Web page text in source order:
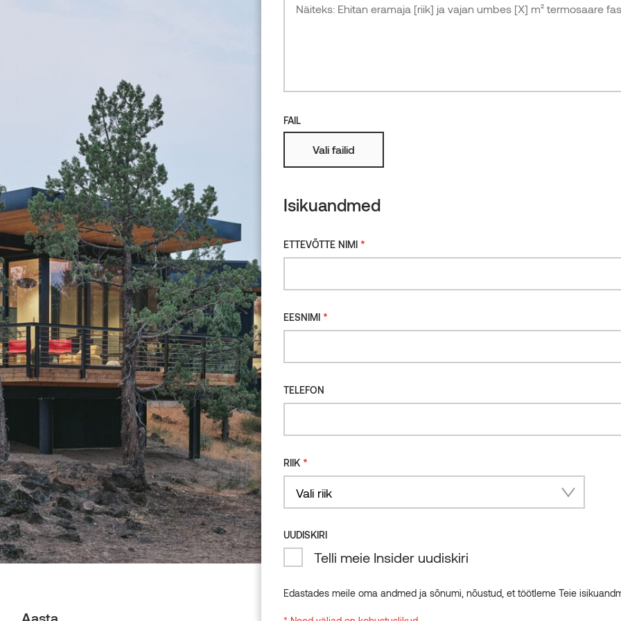
FAIL
Vali failid
Isikuandmed
ETTEVÕTTE NIMI *
EESNIMI *
TELEFON
RIIK *
UUDISKIRI
Telli meie Insider uudiskiri
Edastades meile oma andmed ja sõnumi, nõustud, et töötleme Teie